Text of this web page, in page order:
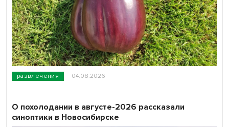
развлечения 04.08.2026
О похолодании в августе-2026 рассказали
синоптики в Новосибирске